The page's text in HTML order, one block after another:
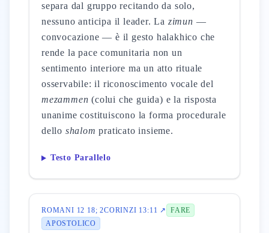
separa dal gruppo recitando da solo,
nessuno anticipa il leader. La zimun —
convocazione — è il gesto halakhico che
rende la pace comunitaria non un
sentimento interiore ma un atto rituale
osservabile: il riconoscimento vocale del
mezammen (colui che guida) e la risposta
unanime costituiscono la forma procedurale
dello shalom praticato insieme.
Testo Parallelo
ROMANI 12 18; 2CORINZI 13:11 ↗
FARE
APOSTOLICO